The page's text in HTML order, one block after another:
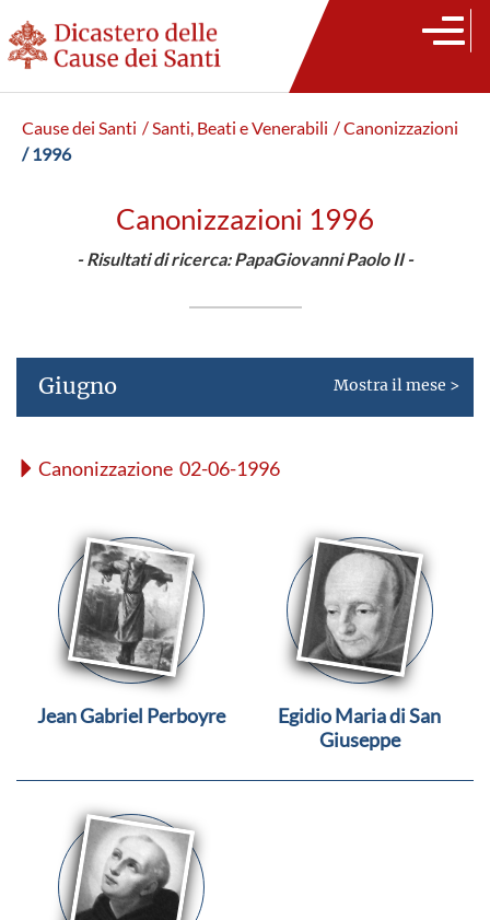
Cause dei Santi / Santi, Beati e Venerabili / Canonizzazioni
/ 1996
Canonizzazioni 1996
- Risultati di ricerca: PapaGiovanni Paolo II -
Giugno Mostra il mese >
Canonizzazione 02-06-1996
Jean Gabriel Perboyre
Egidio Maria di San
Giuseppe